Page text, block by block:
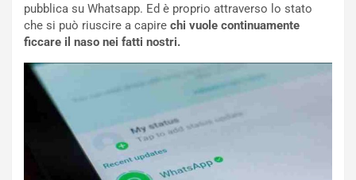
pubblica su Whatsapp. Ed è proprio attraverso lo stato
che si può riuscire a capire chi vuole continuamente
ficcare il naso nei fatti nostri.